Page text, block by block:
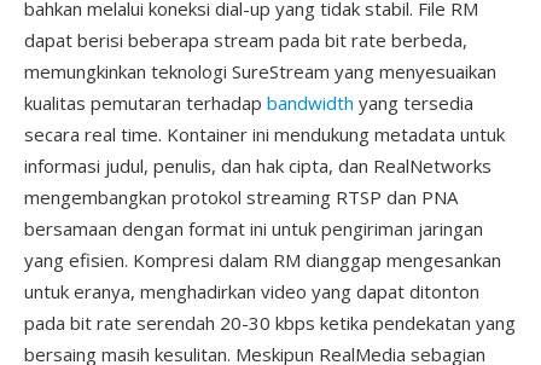
bahkan melalui koneksi dial-up yang tidak stabil. File RM
dapat berisi beberapa stream pada bit rate berbeda,
memungkinkan teknologi SureStream yang menyesuaikan
kualitas pemutaran terhadap bandwidth yang tersedia
secara real time. Kontainer ini mendukung metadata untuk
informasi judul, penulis, dan hak cipta, dan RealNetworks
mengembangkan protokol streaming RTSP dan PNA
bersamaan dengan format ini untuk pengiriman jaringan
yang efisien. Kompresi dalam RM dianggap mengesankan
untuk eranya, menghadirkan video yang dapat ditonton
pada bit rate serendah 20-30 kbps ketika pendekatan yang
bersaing masih kesulitan. Meskipun RealMedia sebagian